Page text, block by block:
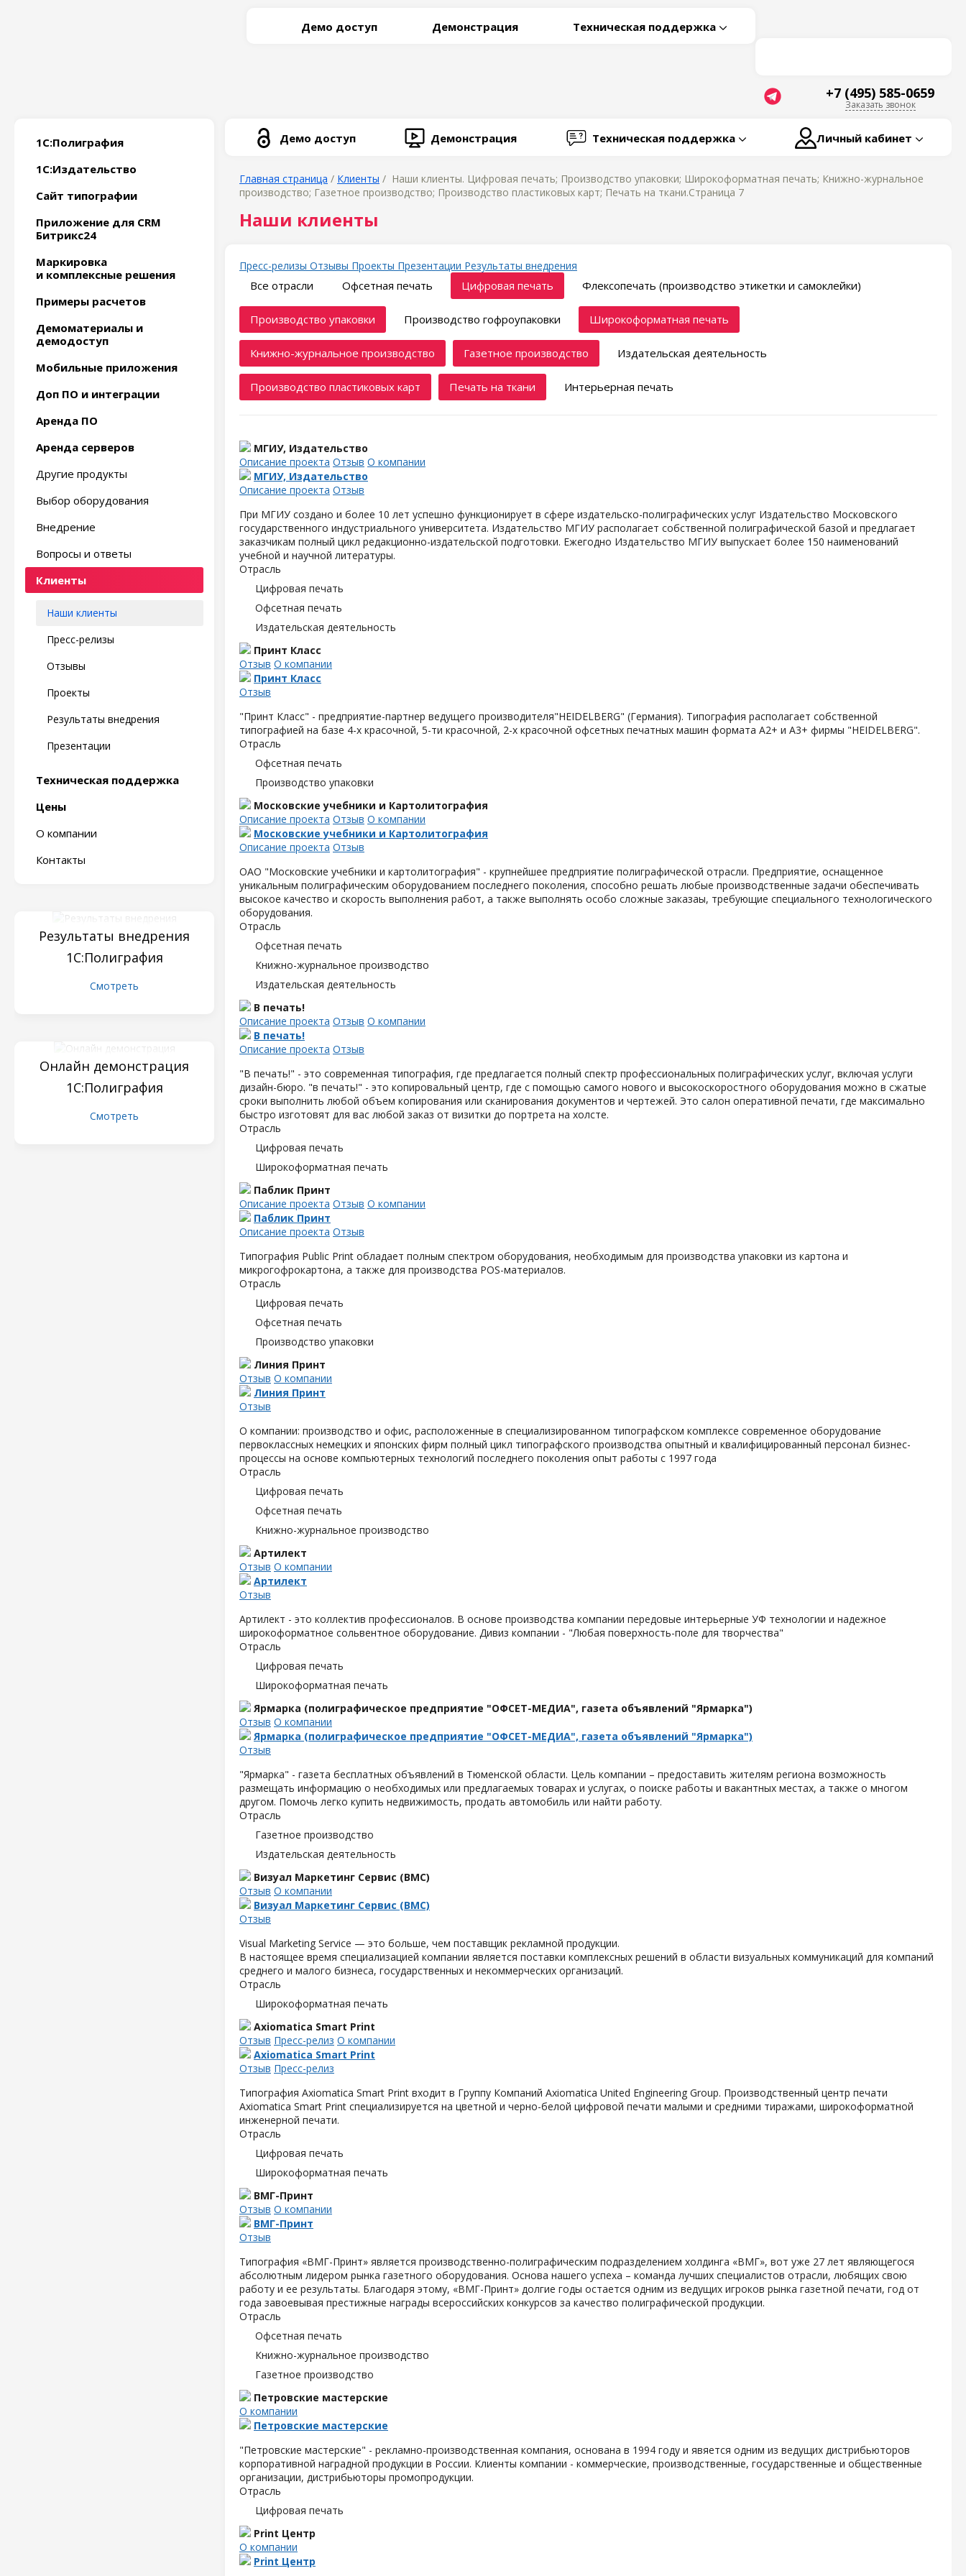
Демо доступ Демонстрация Техническая поддержка
+7 (495) 585-0659
Заказать звонок
1С:Полиграфия
1С:Издательство
Сайт типографии
Приложение для CRM
Битрикс24
Маркировка
и комплексные решения
Примеры расчетов
Демоматериалы и
демодоступ
Мобильные приложения
Доп ПО и интеграции
Аренда ПО
Аренда серверов
Другие продукты
Выбор оборудования
Внедрение
Вопросы и ответы
Клиенты
Наши клиенты
Пресс-релизы
Отзывы
Проекты
Результаты внедрения
Презентации
Техническая поддержка
Цены
О компании
Контакты
Результаты внедрения
1С:Полиграфия
Смотреть
Онлайн демонстрация
1С:Полиграфия
Смотреть
Демо доступ Демонстрация Техническая поддержка Личный кабинет
Главная страница / Клиенты / Наши клиенты. Цифровая печать; Производство упаковки; Широкоформатная печать; Книжно-журнальное
производство; Газетное производство; Производство пластиковых карт; Печать на ткани.Страница 7
Наши клиенты
Пресс-релизы Отзывы Проекты Презентации Результаты внедрения
Все отрасли Офсетная печать Цифровая печать Флексопечать (производство этикетки и самоклейки)
Производство упаковки Производство гофроупаковки Широкоформатная печать
Книжно-журнальное производство Газетное производство Издательская деятельность
Производство пластиковых карт Печать на ткани Интерьерная печать
МГИУ, Издательство
Описание проекта Отзыв О компании
МГИУ, Издательство
Описание проекта Отзыв
При МГИУ создано и более 10 лет успешно функционирует в сфере издательско-полиграфических услуг Издательство Московского
государственного индустриального университета. Издательство МГИУ располагает собственной полиграфической базой и предлагает
заказчикам полный цикл редакционно-издательской подготовки. Ежегодно Издательство МГИУ выпускает более 150 наименований
учебной и научной литературы.
Отрасль
Цифровая печать
Офсетная печать
Издательская деятельность
Принт Класс
Отзыв О компании
Принт Класс
Отзыв
"Принт Класс" - предприятие-партнер ведущего производителя"HEIDELBERG" (Германия). Типография располагает собственной
типографией на базе 4-х красочной, 5-ти красочной, 2-х красочной офсетных печатных машин формата А2+ и А3+ фирмы "HEIDELBERG".
Отрасль
Офсетная печать
Производство упаковки
Московские учебники и Картолитография
Описание проекта Отзыв О компании
Московские учебники и Картолитография
Описание проекта Отзыв
ОАО "Московские учебники и картолитография" - крупнейшее предприятие полиграфической отрасли. Предприятие, оснащенное
уникальным полиграфическим оборудованием последнего поколения, способно решать любые производственные задачи обеспечивать
высокое качество и скорость выполнения работ, а также выполнять особо сложные заказаы, требующие специального технологического
оборудования.
Отрасль
Офсетная печать
Книжно-журнальное производство
Издательская деятельность
В печать!
Описание проекта Отзыв О компании
В печать!
Описание проекта Отзыв
"В печать!" - это современная типография, где предлагается полный спектр профессиональных полиграфических услуг, включая услуги
дизайн-бюро. "в печать!" - это копировальный центр, где с помощью самого нового и высокоскоростного оборудования можно в сжатые
сроки выполнить любой объем копирования или сканирования документов и чертежей. Это салон оперативной печати, где максимально
быстро изготовят для вас любой заказ от визитки до портрета на холсте.
Отрасль
Цифровая печать
Широкоформатная печать
Паблик Принт
Описание проекта Отзыв О компании
Паблик Принт
Описание проекта Отзыв
Типография Public Print обладает полным спектром оборудования, необходимым для производства упаковки из картона и
микрогофрокартона, а также для производства POS-материалов.
Отрасль
Цифровая печать
Офсетная печать
Производство упаковки
Линия Принт
Отзыв О компании
Линия Принт
Отзыв
О компании: производство и офис, расположенные в специализированном типографском комплексе современное оборудование
первоклассных немецких и японских фирм полный цикл типографского производства опытный и квалифицированный персонал бизнес-
процессы на основе компьютерных технологий последнего поколения опыт работы с 1997 года
Отрасль
Цифровая печать
Офсетная печать
Книжно-журнальное производство
Артилект
Отзыв О компании
Артилект
Отзыв
Артилект - это коллектив профессионалов. В основе производства компании передовые интерьерные УФ технологии и надежное
широкоформатное сольвентное оборудование. Дивиз компании - "Любая поверхность-поле для творчества"
Отрасль
Цифровая печать
Широкоформатная печать
Ярмарка (полиграфическое предприятие "ОФСЕТ-МЕДИА", газета объявлений "Ярмарка")
Отзыв О компании
Ярмарка (полиграфическое предприятие "ОФСЕТ-МЕДИА", газета объявлений "Ярмарка")
Отзыв
"Ярмарка" - газета бесплатных объявлений в Тюменской области. Цель компании – предоставить жителям региона возможность
размещать информацию о необходимых или предлагаемых товарах и услугах, о поиске работы и вакантных местах, а также о многом
другом. Помочь легко купить недвижимость, продать автомобиль или найти работу.
Отрасль
Газетное производство
Издательская деятельность
Визуал Маркетинг Сервис (ВМС)
Отзыв О компании
Визуал Маркетинг Сервис (ВМС)
Отзыв
Visual Marketing Service — это больше, чем поставщик рекламной продукции.
В настоящее время специализацией компании является поставки комплексных решений в области визуальных коммуникаций для компаний
среднего и малого бизнеса, государственных и некоммерческих организаций.
Отрасль
Широкоформатная печать
Axiomatica Smart Print
Отзыв Пресс-релиз О компании
Axiomatica Smart Print
Отзыв Пресс-релиз
Типография Axiomatica Smart Print входит в Группу Компаний Axiomatica United Engineering Group. Производственный центр печати
Axiomatica Smart Print специализируется на цветной и черно-белой цифровой печати малыми и средними тиражами, широкоформатной
инженерной печати.
Отрасль
Цифровая печать
Широкоформатная печать
ВМГ-Принт
Отзыв О компании
ВМГ-Принт
Отзыв
Типография «ВМГ-Принт» является производственно-полиграфическим подразделением холдинга «ВМГ», вот уже 27 лет являющегося
абсолютным лидером рынка газетного оборудования. Основа нашего успеха – команда лучших специалистов отрасли, любящих свою
работу и ее результаты. Благодаря этому, «ВМГ-Принт» долгие годы остается одним из ведущих игроков рынка газетной печати, год от
года завоевывая престижные награды всероссийских конкурсов за качество полиграфической продукции.
Отрасль
Офсетная печать
Книжно-журнальное производство
Газетное производство
Петровские мастерские
О компании
Петровские мастерские
"Петровские мастерские" - рекламно-производственная компания, основана в 1994 году и явяется одним из ведущих дистрибьюторов
корпоративной наградной продукции в России. Клиенты компании - коммерческие, производственные, государственные и общественные
организации, дистрибьюторы промопродукции.
Отрасль
Цифровая печать
Print Центр
О компании
Print Центр